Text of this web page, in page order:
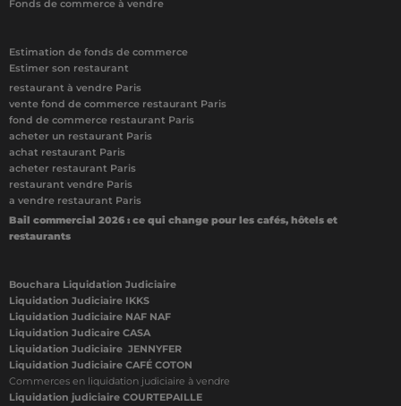
Fonds de commerce à vendre
Estimation de fonds de commerce
Estimer son restaurant
restaurant à vendre Paris
vente fond de commerce restaurant Paris
fond de commerce restaurant Paris
acheter un restaurant Paris
achat restaurant Paris
acheter restaurant Paris
restaurant vendre Paris
a vendre restaurant Paris
Bail commercial 2026 : ce qui change pour les cafés, hôtels et
restaurants
Bouchara Liquidation Judiciaire
Liquidation Judiciaire IKKS
Liquidation Judiciaire NAF NAF
Liquidation Judicaire CASA
Liquidation Judiciaire JENNYFER
Liquidation Judiciaire CAFÉ COTON
Commerces en liquidation judiciaire à vendre
Liquidation judiciaire COURTEPAILLE